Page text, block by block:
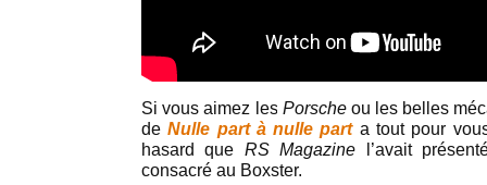
Si vous aimez les Porsche ou les belles
deNulle part à nulle parta tout pour
hasard que RS Magazine l’avait
consacré au Boxster.